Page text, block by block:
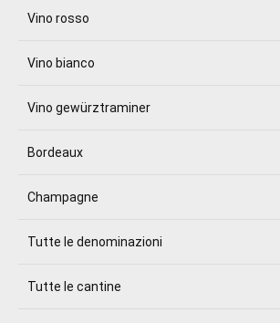
Vino rosso
Vino bianco
Vino gewürztraminer
Bordeaux
Champagne
Tutte le denominazioni
Tutte le cantine